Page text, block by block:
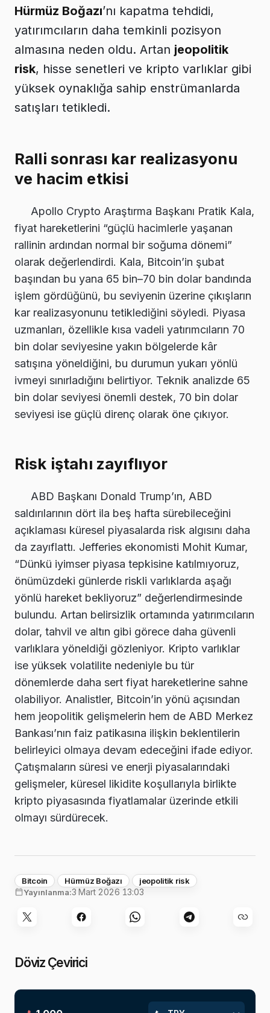
Hürmüz Boğazı’nı kapatma tehdidi,
yatırımcıların daha temkinli pozisyon
almasına neden oldu. Artan jeopolitik
risk, hisse senetleri ve kripto varlıklar gibi
yüksek oynaklığa sahip enstrümanlarda
satışları tetikledi.
Ralli sonrası kar realizasyonu
ve hacim etkisi
Apollo Crypto Araştırma Başkanı Pratik Kala,
fiyat hareketlerini “güçlü hacimlerle yaşanan
rallinin ardından normal bir soğuma dönemi”
olarak değerlendirdi. Kala, Bitcoin’in şubat
başından bu yana 65 bin–70 bin dolar bandında
işlem gördüğünü, bu seviyenin üzerine çıkışların
kar realizasyonunu tetiklediğini söyledi. Piyasa
uzmanları, özellikle kısa vadeli yatırımcıların 70
bin dolar seviyesine yakın bölgelerde kâr
satışına yöneldiğini, bu durumun yukarı yönlü
ivmeyi sınırladığını belirtiyor. Teknik analizde 65
bin dolar seviyesi önemli destek, 70 bin dolar
seviyesi ise güçlü direnç olarak öne çıkıyor.
Risk iştahı zayıflıyor
ABD Başkanı Donald Trump’ın, ABD
saldırılarının dört ila beş hafta sürebileceğini
açıklaması küresel piyasalarda risk algısını daha
da zayıflattı. Jefferies ekonomisti Mohit Kumar,
“Dünkü iyimser piyasa tepkisine katılmıyoruz,
önümüzdeki günlerde riskli varlıklarda aşağı
yönlü hareket bekliyoruz” değerlendirmesinde
bulundu. Artan belirsizlik ortamında yatırımcıların
dolar, tahvil ve altın gibi görece daha güvenli
varlıklara yöneldiği gözleniyor. Kripto varlıklar
ise yüksek volatilite nedeniyle bu tür
dönemlerde daha sert fiyat hareketlerine sahne
olabiliyor. Analistler, Bitcoin’in yönü açısından
hem jeopolitik gelişmelerin hem de ABD Merkez
Bankası’nın faiz patikasına ilişkin beklentilerin
belirleyici olmaya devam edeceğini ifade ediyor.
Çatışmaların süresi ve enerji piyasalarındaki
gelişmeler, küresel likidite koşullarıyla birlikte
kripto piyasasında fiyatlamalar üzerinde etkili
olmayı sürdürecek.
Bitcoin Hürmüz Boğazı
jeopolitik risk
Yayınlanma:3 Mart 2026 13:03
Döviz Çevirici